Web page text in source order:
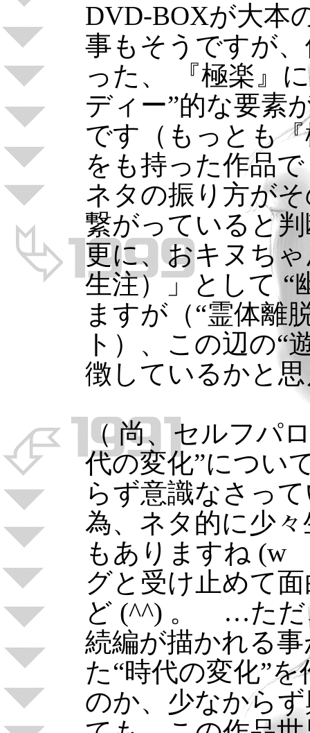
DVD-BOXが大本
事もそうですが
った、 『極楽』
ディー”的な要素
です（もっとも
をも持った作品
ネタの振り方が
繋がっていると
更に、おキヌち
生注）」として “
ますが（“霊体離
ト）、この辺の“
徴しているかと
（ 尚、セルフパ
代の変化”につい
らず意識なさっ
為、ネタ的に少
もありますね
グと受け止めて
ど (^^) 。 …ただ
続編が描かれる
た“時代の変化”
のか、少なから